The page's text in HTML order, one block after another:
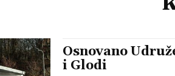
Osnovano
i Glodi